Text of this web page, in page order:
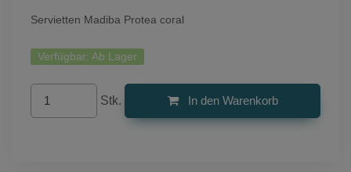
Servietten Madiba Protea coral
Verfügbar: Ab Lager
Stk. In den Warenkorb